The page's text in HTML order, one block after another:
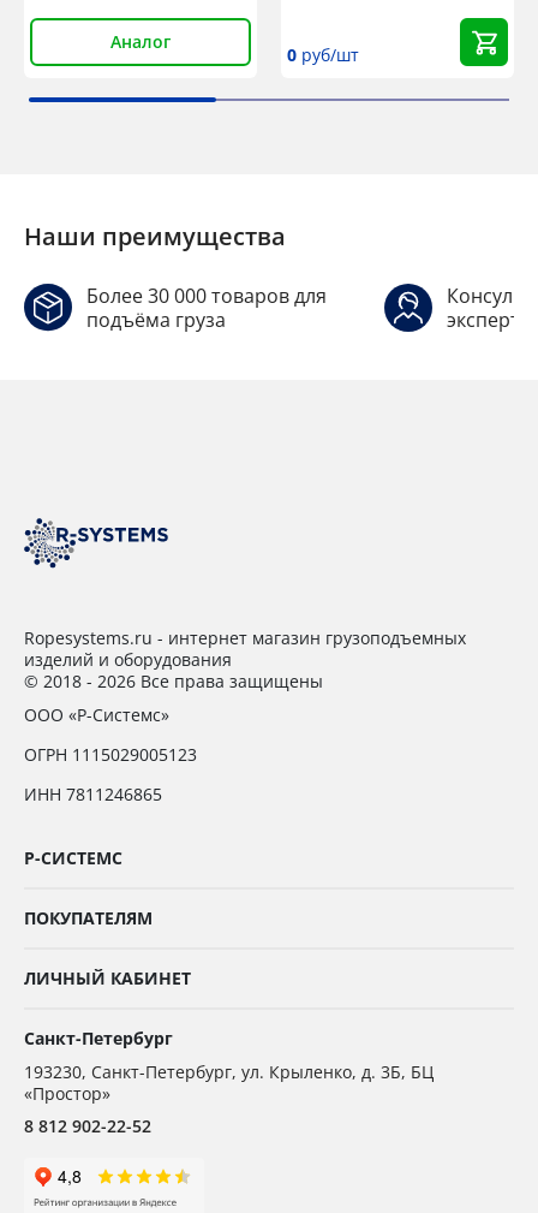
Аналог
0 руб/шт
Наши преимущества
Более 30 000 товаров для
подъёма груза
Ropesystems.ru - интернет магазин грузоподъемных
изделий и оборудования
© 2018 - 2026 Все права защищены
ООО «Р-Системс»
ОГРН 1115029005123
ИНН 7811246865
Р-СИСТЕМС
ПОКУПАТЕЛЯМ
ЛИЧНЫЙ КАБИНЕТ
Санкт-Петербург
193230, Санкт-Петербург, ул. Крыленко, д. 3Б, БЦ
«Простор»
8 812 902-22-52